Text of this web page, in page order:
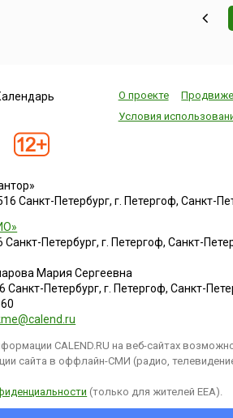
О проекте
Условия
Санкт-Петербург, г. Петергоф, Санкт-
Петербург, г. Петергоф, Санкт-
Мария Сергеевна
Санкт-Петербург, г. Петергоф,Санкт-
CALEND.RU на веб-сайтах
сайта в оффлайн-СМИ (радио,
(только для жителей EEA).